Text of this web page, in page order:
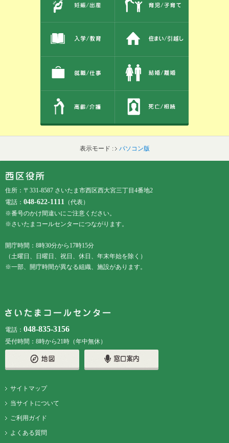
表示モード : パソコン版
住所：〒331-8587 さいたま市西区西大宮三丁目4番地2
電話： 048-622-1111 （代表）
※番号のかけ間違いにご注意ください。
※さいたまコールセンターにつながります。
開庁時間：8時30分から17時15分
（土曜日、日曜日、祝日、休日、年末年始を除く）
※一部、開庁時間が異なる組織、施設があります。
電話： 048-835-3156
受付時間：8時から21時（年中無休）
サイトマップ
当サイトについて
ご利用ガイド
よくある質問